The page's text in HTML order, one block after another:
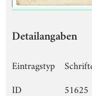
Detailangaben
Eintragstyp
ID
51625